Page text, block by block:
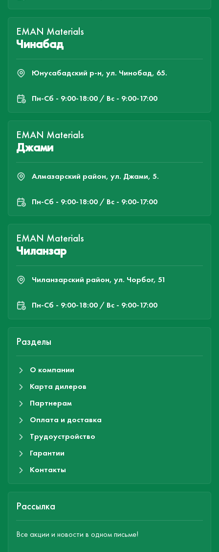
EMAN Materials
Чинабад
Юнусабадский р-н, ул. Чинобад, 65.
Пн-Cб - 9:00-18:00 / Вс - 9:00-17:00
EMAN Materials
Джами
Алмазарский район, ул. Джами, 5.
Пн-Cб - 9:00-18:00 / Вс - 9:00-17:00
EMAN Materials
Чиланзар
Чиланзарский район, ул. Чорбог, 51
Пн-Cб - 9:00-18:00 / Вс - 9:00-17:00
Разделы
О компании
Карта дилеров
Партнерам
Оплата и доставка
Трудоустройство
Гарантии
Контакты
Рассылка
Все акции и новости в одном письме!